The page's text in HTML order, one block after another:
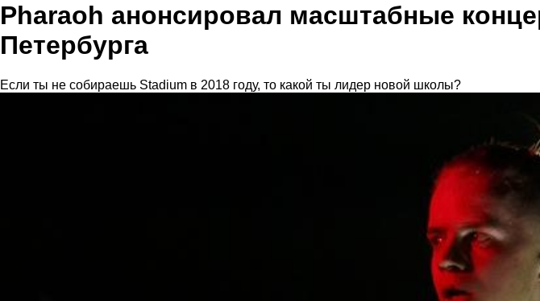
Pharaoh анонсировал масштабные
Петербурга
Если ты не собираешь Stadium в 2018 году, то какой ты лидер новой школы?